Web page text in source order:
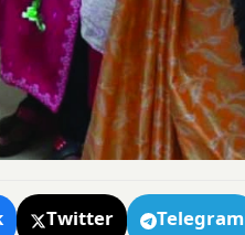
Twitter Telegram